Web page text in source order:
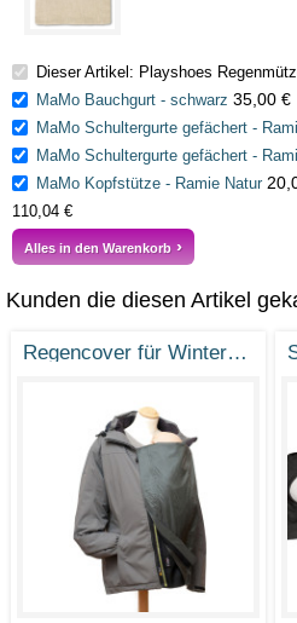
Dieser Artikel: Playshoes
MaMo Bauchgurt - schwarz 35,00 €
MaMo Schultergurte gefächert -
MaMo Schultergurte gefächert -
MaMo Kopfstütze - Ramie Natur
110,04 €
Alles in den Warenkorb
Kunden die diesen Artikel
Regencover für Winter- und Sonnenkumja